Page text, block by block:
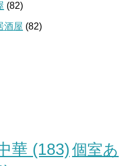
(82)
酒屋 (82)
華 (183)個室あ